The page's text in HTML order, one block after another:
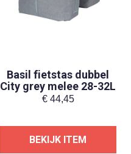
Basil fietstas dubbel
City grey melee 28-32L
€44,45
BEKIJK ITEM